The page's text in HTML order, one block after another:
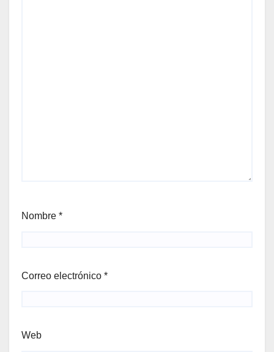
Nombre *
Correo electrónico *
Web